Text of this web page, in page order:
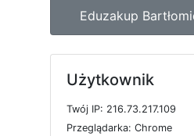
Eduzakup
Użytkownik
Twój IP: 216.73.217.109
Przeglądarka: Chrome